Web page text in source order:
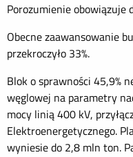
Porozumienie obowiązuje
Obecne zaawansowanie
przekroczyło 33%.
Blok o sprawności 45,9%
węglowej na parametry
mocy linią 400 kV,
Elektroenergetycznego.
wyniesie do 2,8 mln ton.